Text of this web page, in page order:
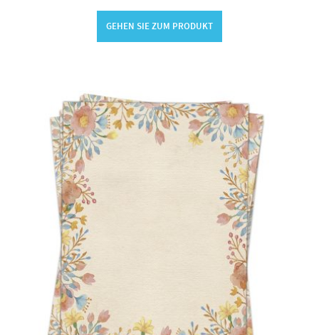
GEHEN SIE ZUM PRODUKT